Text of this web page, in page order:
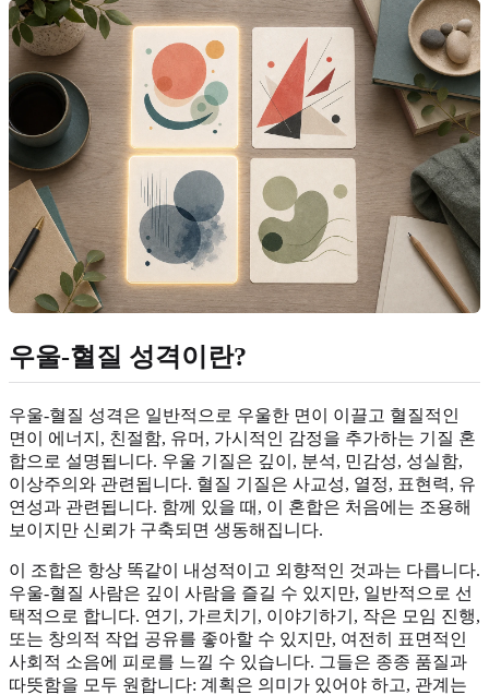
우울-혈질 성격이란?
우울-혈질 성격은 일반적으로 우울한 면이 이끌고 혈질적인
면이 에너지, 친절함, 유머, 가시적인 감정을 추가하는 기질 혼
합으로 설명됩니다. 우울 기질은 깊이, 분석, 민감성, 성실함,
이상주의와 관련됩니다. 혈질 기질은 사교성, 열정, 표현력, 유
연성과 관련됩니다. 함께 있을 때, 이 혼합은 처음에는 조용해
보이지만 신뢰가 구축되면 생동해집니다.
이 조합은 항상 똑같이 내성적이고 외향적인 것과는 다릅니다.
우울-혈질 사람은 깊이 사람을 즐길 수 있지만, 일반적으로 선
택적으로 합니다. 연기, 가르치기, 이야기하기, 작은 모임 진행,
또는 창의적 작업 공유를 좋아할 수 있지만, 여전히 표면적인
사회적 소음에 피로를 느낄 수 있습니다. 그들은 종종 품질과
따뜻함을 모두 원합니다: 계획은 의미가 있어야 하고, 관계는